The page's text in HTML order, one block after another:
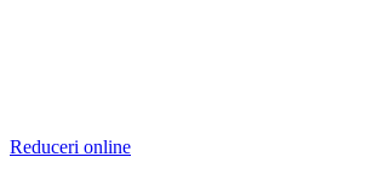
Reduceri online